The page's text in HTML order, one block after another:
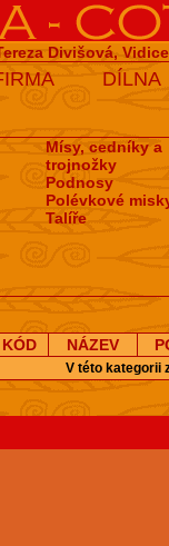
Divišová,
DÍLNA
Mísy, cedníky a
trojnožky
Podnosy
Polévkové
Talíře
KÓD NÁZEV
V této kategorii